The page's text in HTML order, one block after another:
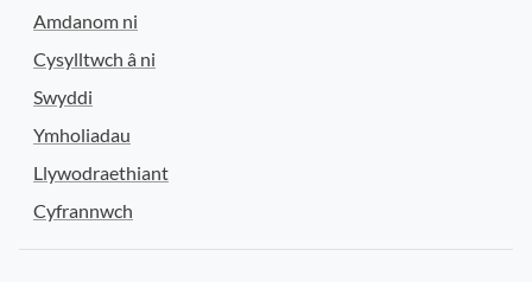
Amdanom ni
Cysylltwch â ni
Swyddi
Ymholiadau
Llywodraethiant
Cyfrannwch